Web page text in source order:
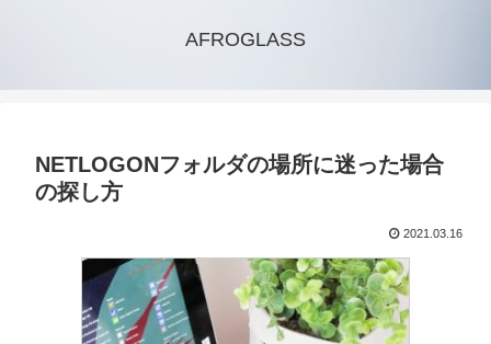
AFROGLASS
NETLOGONフォルダの場所に迷った場合
の探し方
2021.03.16